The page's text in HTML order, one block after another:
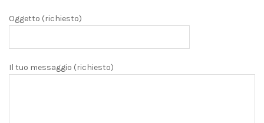
Oggetto (richiesto)
Il tuo messaggio (richiesto)